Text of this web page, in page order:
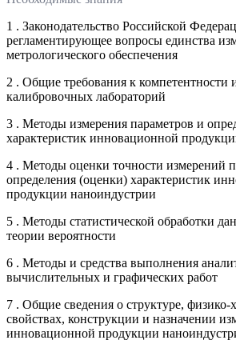
1 . Законодательство Российской
регламентирующее вопросы единства
метрологического обеспечения
2 . Общие требования к компетентности
калибровочных лабораторий
3 . Методы измерения параметров и
характеристик инновационной
4 . Методы оценки точности измерений
определения (оценки) характеристик
продукции наноиндустрии
5 . Методы статистической обработки
теории вероятности
6 . Методы и средства выполнения
вычислительных и графических работ
7 . Общие сведения о структуре, физико-
свойствах, конструкции и назначении
инновационной продукции